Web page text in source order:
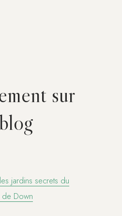
sur
jardins secrets du
Down